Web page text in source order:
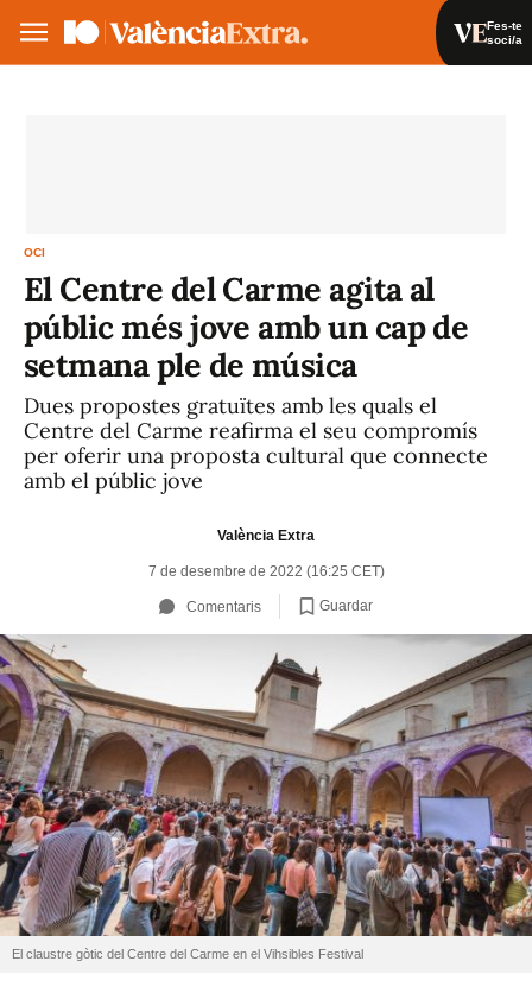
Fes-te
soci/a
OCI
El Centre del Carme agita al
públic més jove amb un cap de
setmana ple de música
Dues propostes gratuïtes amb les quals el
Centre del Carme reafirma el seu compromís
per oferir una proposta cultural que connecte
amb el públic jove
València Extra
7 de desembre de 2022 (16:25 CET)
Comentaris Guardar
El claustre gòtic del Centre del Carme en el Vihsibles Festival